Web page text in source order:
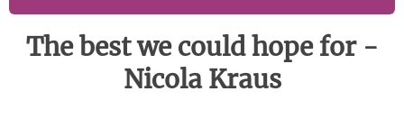
The best we could hope for -
Nicola Kraus